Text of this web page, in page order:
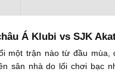
Á Klubi vs SJK
một trận nào từ đầu mùa,
sân nhà do lối chơi bạc